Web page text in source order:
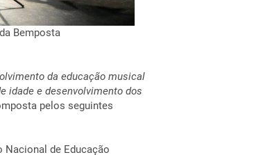
Bemposta
da educação musical
idade e desenvolvimento dos
pelos seguintes
Nacional de Educação